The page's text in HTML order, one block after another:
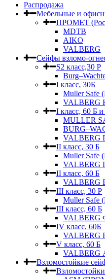
Распродажа
Мебельные и
ПРОМЕТ
MDTB
AIKO
VALBERG
Сейфы взломо-
S2 класс,30 Р
I класс, 30Б
Muller Safe
VALBERG
I класс, 60 Б
MULLER
VALBERG
II класс, 30 Б
Muller Safe
VALBERG
II класс, 60 Б
VALBERG
III класс, 30 Р
Muller Safe
III класс, 60 Б
VALBERG
IV класс, 60Б
VALBERG
V класс, 60 Б
VALBERG
Взломостойкие